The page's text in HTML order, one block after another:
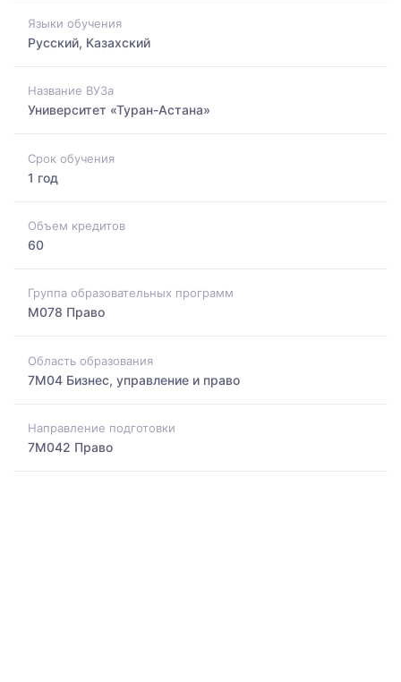
Языки обучения
Русский, Казахский
Название ВУЗа
Университет «Туран-Астана»
Срок обучения
1 год
Объем кредитов
60
Группа образовательных программ
M078 Право
Область образования
7M04 Бизнес, управление и право
Направление подготовки
7M042 Право